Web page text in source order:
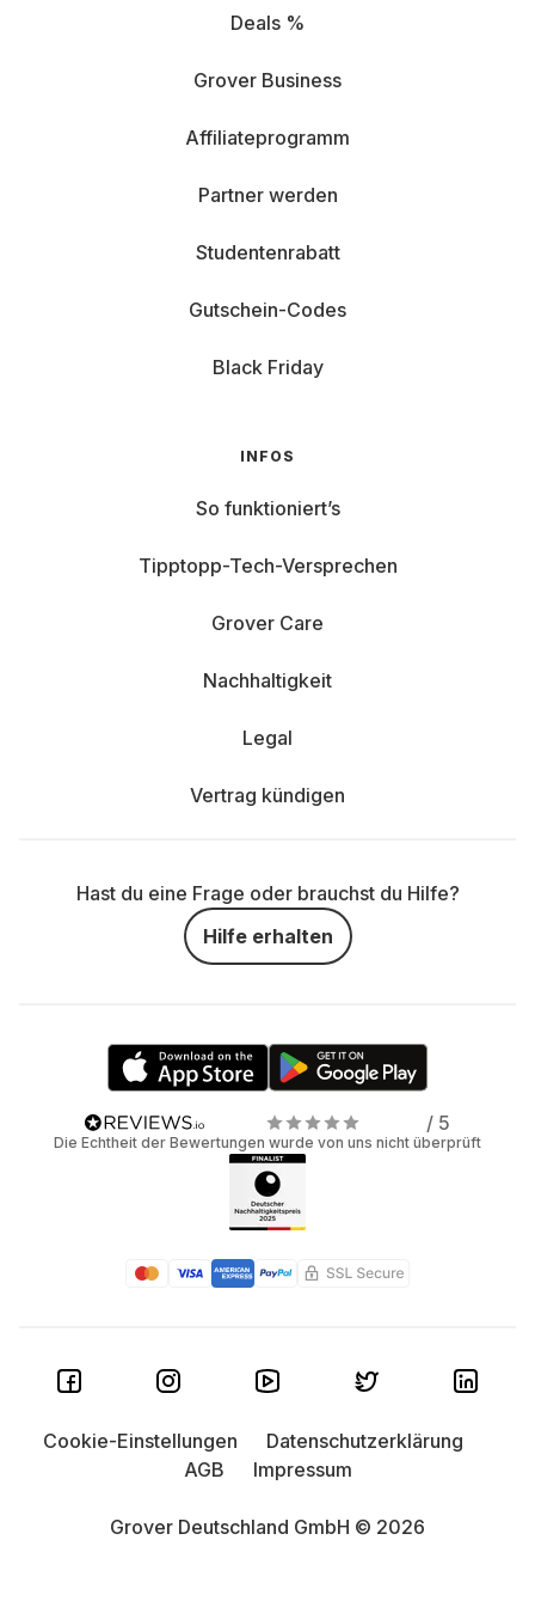
Deals %
Grover Business
Affiliateprogramm
Partner werden
Studentenrabatt
Gutschein-Codes
Black Friday
INFOS
So funktioniert’s
Tipptopp-Tech-Versprechen
Grover Care
Nachhaltigkeit
Legal
Vertrag kündigen
Hast du eine Frage oder brauchst du Hilfe?
Hilfe erhalten
/ 5
Die Echtheit der Bewertungen wurde von uns nicht überprüft
Grover Deutschland GmbH © 2026
Cookie-Einstellungen
Datenschutzerklärung
AGB
Impressum